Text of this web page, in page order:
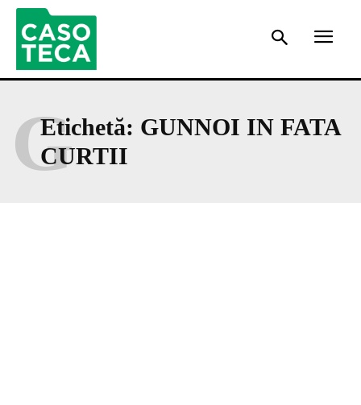
Etichetă: GUNNOI IN FATA
CURTII
G